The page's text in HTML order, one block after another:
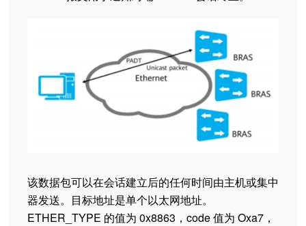
该数据包可以在会话建立后的任何时间由主机或集中
器发送。目标地址是单个以太网地址。
ETHER_TYPE 的值为 0x8863，code 值为 Oxa7，